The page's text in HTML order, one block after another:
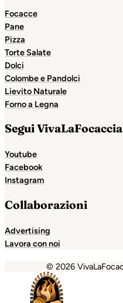
Focacce
Pane
Pizza
Torte Salate
Dolci
Colombe e Pandolci
Lievito Naturale
Forno a Legna
Segui VivaLaFocaccia
Youtube
Facebook
Instagram
Collaborazioni
Advertising
Lavora con noi
© 2026
Holiganbet